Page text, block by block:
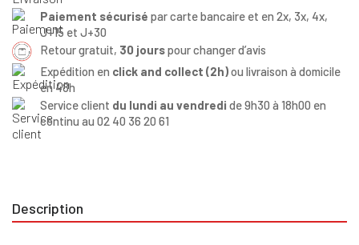
Paiement sécurisé par carte bancaire et en 2x, 3x, 4x,
J+15 et J+30
Retour gratuit, 30 jourspour changer d’avis
Expédition en click and collect (2h)ou livraison à domicile
en 48h
Service client du lundi au vendredi de 9h30 à 18h00 en
continu au 02 40 36 20 61
Description